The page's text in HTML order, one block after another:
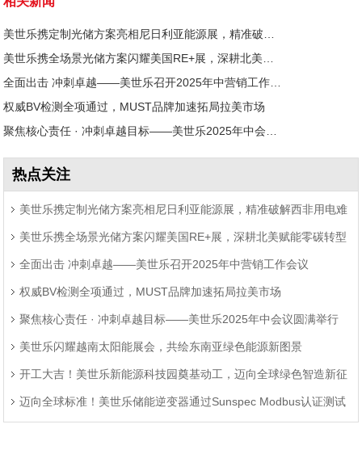
美世乐携定制光储方案亮相尼日利亚能源展，精准破解西非用电难题
美世乐携全场景光储方案闪耀美国RE+展，深耕北美赋能零碳转型
全面出击 冲刺卓越——美世乐召开2025年中营销工作会议
权威BV检测全项通过，MUST品牌加速拓局拉美市场
聚焦核心责任 · 冲刺卓越目标——美世乐2025年中会议圆满举行
热点关注
美世乐携定制光储方案亮相尼日利亚能源展，精准破解西非用电难
题 美世乐携全场景光储方案闪耀美国RE+展，深耕北美赋能零碳转型
全面出击 冲刺卓越——美世乐召开2025年中营销工作会议
权威BV检测全项通过，MUST品牌加速拓局拉美市场
聚焦核心责任 · 冲刺卓越目标——美世乐2025年中会议圆满举行
美世乐闪耀越南太阳能展会，共绘东南亚绿色能源新图景
开工大吉！美世乐新能源科技园奠基动工，迈向全球绿色智造新征
程 迈向全球标准！美世乐储能逆变器通过Sunspec Modbus认证测试